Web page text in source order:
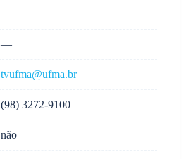
—
—
tvufma@ufma.br
(98) 3272-9100
não